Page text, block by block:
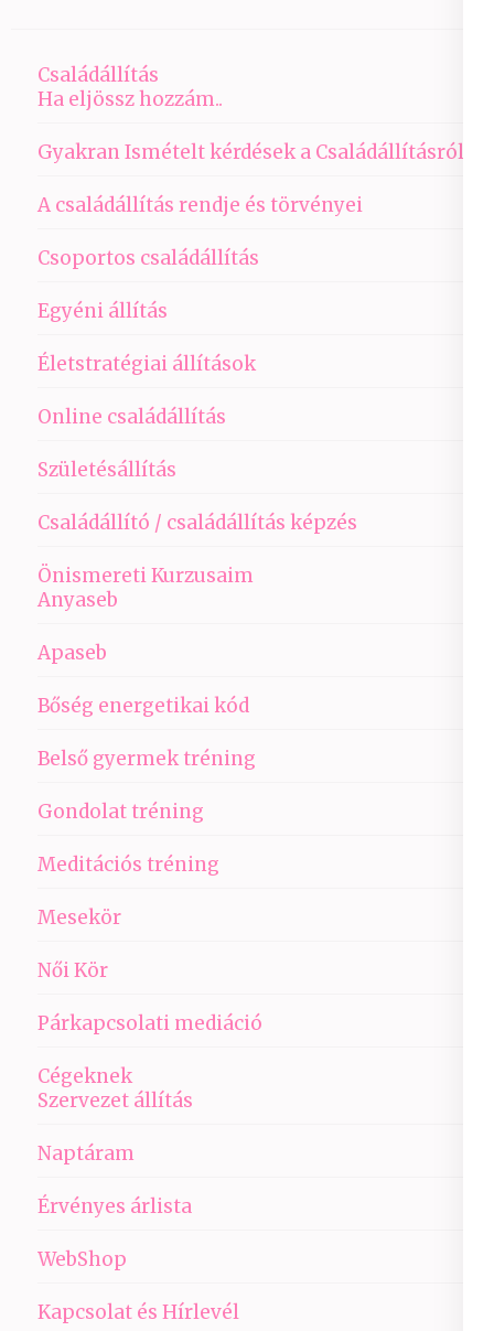
Családállítás
Ha eljössz hozzám..
Gyakran Ismételt kérdések a Családállításról
A családállítás rendje és törvényei
Csoportos családállítás
Egyéni állítás
Életstratégiai állítások
Online családállítás
Születésállítás
Családállító / családállítás képzés
Önismereti Kurzusaim
Anyaseb
Apaseb
Bőség energetikai kód
Belső gyermek tréning
Gondolat tréning
Meditációs tréning
Mesekör
Női Kör
Párkapcsolati mediáció
Cégeknek
Szervezet állítás
Naptáram
Érvényes árlista
WebShop
Kapcsolat és Hírlevél